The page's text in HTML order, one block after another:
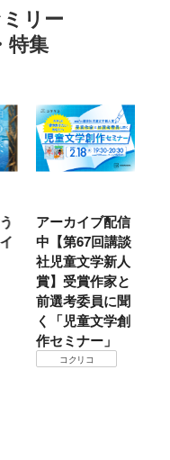
リー
特集
アーカイブ配信
中【第67回講談
社児童文学新人
賞】受賞作家と
前選考委員に聞
く「児童文学創
作セミナー」
コクリコ